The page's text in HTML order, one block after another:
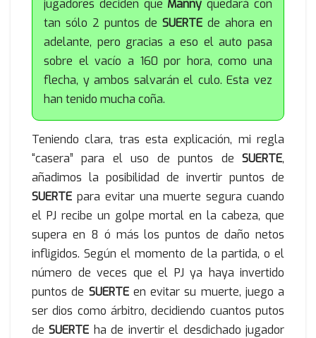
jugadores deciden que Manny quedará con
tan sólo 2 puntos de SUERTE de ahora en
adelante, pero gracias a eso el auto pasa
sobre el vacío a 160 por hora, como una
flecha, y ambos salvarán el culo. Esta vez
han tenido mucha coña.
Teniendo clara, tras esta explicación, mi regla
“casera” para el uso de puntos de SUERTE,
añadimos la posibilidad de invertir puntos de
SUERTE para evitar una muerte segura cuando
el PJ recibe un golpe mortal en la cabeza, que
supera en 8 ó más los puntos de daño netos
infligidos. Según el momento de la partida, o el
número de veces que el PJ ya haya invertido
puntos de SUERTEen evitar su muerte, juego a
ser dios como árbitro, decidiendo cuantos putos
deSUERTE ha de invertir el desdichado jugador